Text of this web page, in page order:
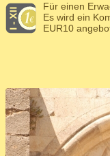
Für einen
Es wird ein
EUR10